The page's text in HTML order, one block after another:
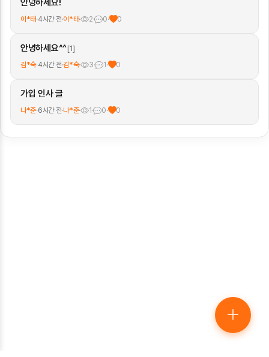
안녕하세요!
이*태·4시간 전·이*태· 2· 0· 0
안녕하세요^^[1]
김*숙·4시간 전·김*숙· 3· 1· 0
가입 인사 글
나*준·6시간 전·나*준· 1· 0· 0